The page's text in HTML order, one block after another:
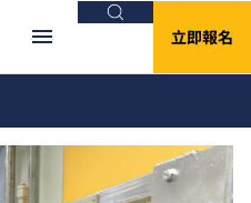
搜尋
立即報名